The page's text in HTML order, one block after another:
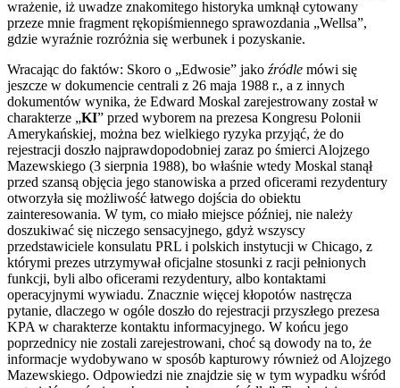
wrażenie, iż uwadze znakomitego historyka umknął cytowany
przeze mnie fragment rękopiśmiennego sprawozdania „Wellsa”,
gdzie wyraźnie rozróżnia się werbunek i pozyskanie.
Wracając do faktów: Skoro o „Edwosie” jako źródle mówi się
jeszcze w dokumencie centrali z 26 maja 1988 r., a z innych
dokumentów wynika, że Edward Moskal zarejestrowany został w
charakterze „KI” przed wyborem na prezesa Kongresu Polonii
Amerykańskiej, można bez wielkiego ryzyka przyjąć, że do
rejestracji doszło najprawdopodobniej zaraz po śmierci Alojzego
Mazewskiego (3 sierpnia 1988), bo właśnie wtedy Moskal stanął
przed szansą objęcia jego stanowiska a przed oficerami rezydentury
otworzyła się możliwość łatwego dojścia do obiektu
zainteresowania. W tym, co miało miejsce później, nie należy
doszukiwać się niczego sensacyjnego, gdyż wszyscy
przedstawiciele konsulatu PRL i polskich instytucji w Chicago, z
którymi prezes utrzymywał oficjalne stosunki z racji pełnionych
funkcji, byli albo oficerami rezydentury, albo kontaktami
operacyjnymi wywiadu. Znacznie więcej kłopotów nastręcza
pytanie, dlaczego w ogóle doszło do rejestracji przyszłego prezesa
KPA w charakterze kontaktu informacyjnego. W końcu jego
poprzednicy nie zostali zarejestrowani, choć są dowody na to, że
informacje wydobywano w sposób kapturowy również od Alojzego
Mazewskiego. Odpowiedzi nie znajdzie się w tym wypadku wśród